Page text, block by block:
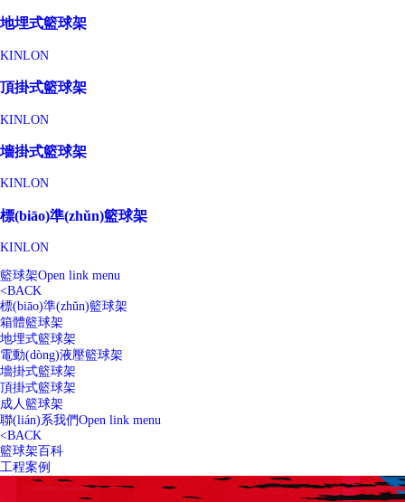
地埋式籃球架
KINLON
頂掛式籃球架
KINLON
墻掛式籃球架
KINLON
標(biāo)準(zhǔn)籃球架
KINLON
籃球架Open link menu
<BACK
標(biāo)準(zhǔn)籃球架
箱體籃球架
地埋式籃球架
電動(dòng)液壓籃球架
墻掛式籃球架
頂掛式籃球架
成人籃球架
聯(lián)系我們Open link menu
<BACK
籃球架百科
工程案例